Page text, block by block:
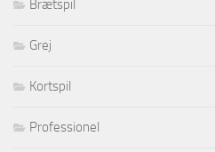
Brætspil
Grej
Kortspil
Professionel